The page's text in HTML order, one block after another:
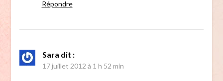
Répondre
Sara dit :
17 juillet 2012 à 1 h 52 min